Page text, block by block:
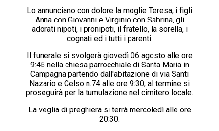
Lo annunciano con dolore la moglie Teresa, i figli
Anna con Giovanni e Virginio con Sabrina, gli
adorati nipoti, i pronipoti, il fratello, la sorella, i
cognati ed i tutti i parenti.
Il funerale si svolgerà giovedì 06 agosto alle ore
9:45 nella chiesa parrocchiale di Santa Maria in
Campagna partendo dall'abitazione di via Santi
Nazario e Celso n.74 alle ore 9:30; al termine si
proseguirà per la tumulazione nel cimitero locale.
La veglia di preghiera si terrà mercoledì alle ore
20:30.